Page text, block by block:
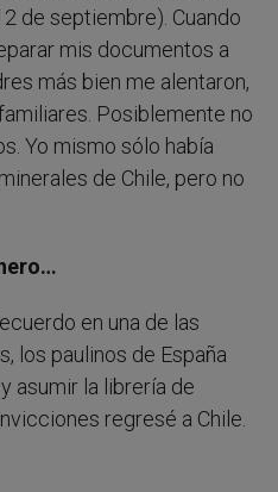
de septiembre). Cuando
mis documentos a
más bien me alentaron,
Posiblemente no
Yo mismo sólo había
de Chile, pero no
en una de las
los paulinos de España
asumir la librería de
regresé a Chile.